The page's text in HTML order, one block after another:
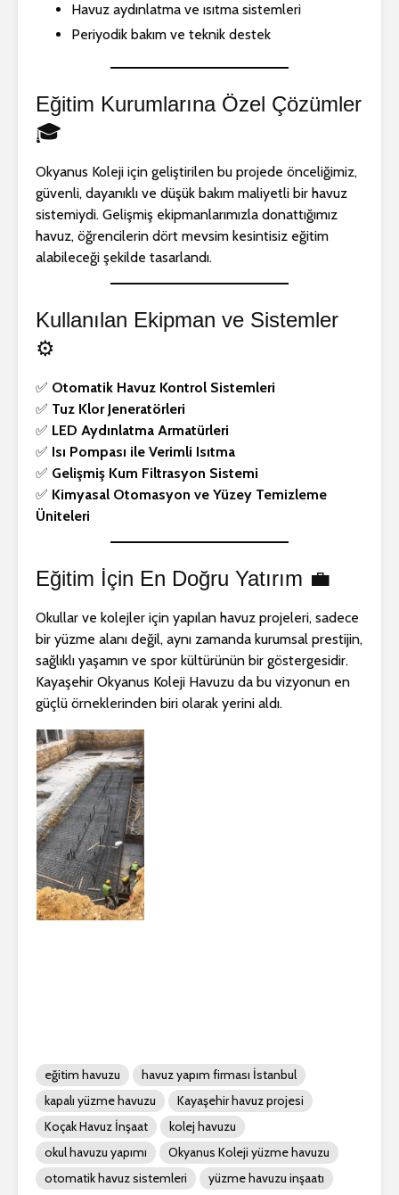
Havuz aydınlatma ve ısıtma sistemleri
Periyodik bakım ve teknik destek
Eğitim Kurumlarına Özel Çözümler
🎓
Okyanus Koleji için geliştirilen bu projede önceliğimiz,
güvenli, dayanıklı ve düşük bakım maliyetli bir havuz
sistemiydi. Gelişmiş ekipmanlarımızla donattığımız
havuz, öğrencilerin dört mevsim kesintisiz eğitim
alabileceği şekilde tasarlandı.
Kullanılan Ekipman ve Sistemler
⚙️
✅ Otomatik Havuz Kontrol Sistemleri
✅ Tuz Klor Jeneratörleri
✅ LED Aydınlatma Armatürleri
✅ Isı Pompası ile Verimli Isıtma
✅ Gelişmiş Kum Filtrasyon Sistemi
✅ Kimyasal Otomasyon ve Yüzey Temizleme
Üniteleri
Eğitim İçin En Doğru Yatırım 💼
Okullar ve kolejler için yapılan havuz projeleri, sadece
bir yüzme alanı değil, aynı zamanda kurumsal prestijin,
sağlıklı yaşamın ve spor kültürünün bir göstergesidir.
Kayaşehir Okyanus Koleji Havuzu da bu vizyonun en
güçlü örneklerinden biri olarak yerini aldı.
eğitim havuzu
havuz yapım firması İstanbul
kapalı yüzme havuzu
Kayaşehir havuz projesi
Koçak Havuz İnşaat
kolej havuzu
okul havuzu yapımı
Okyanus Koleji yüzme havuzu
otomatik havuz sistemleri
yüzme havuzu inşaatı